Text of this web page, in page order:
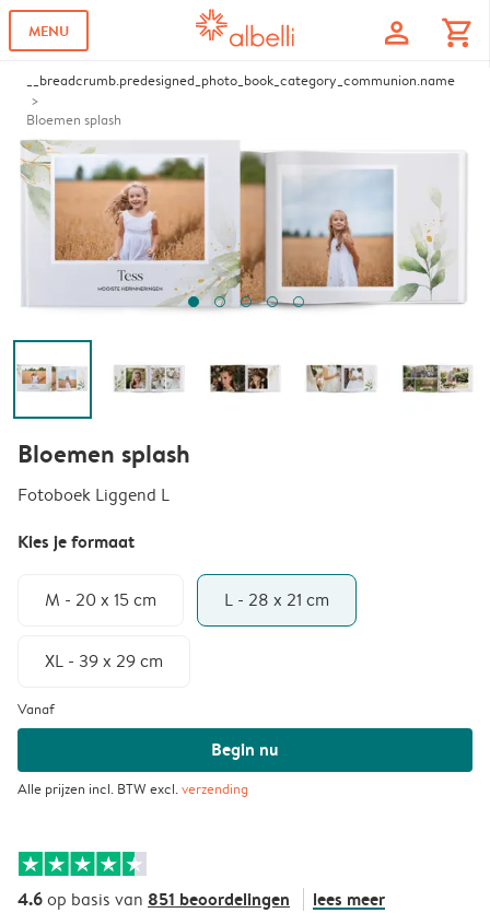
MENU profile shopping_cart
__breadcrumb.predesigned_photo_book_category_communion.name
Bloemen splash
Bloemen splash
Fotoboek Liggend L
Kies je formaat
M - 20 x 15 cm L - 28 x 21 cm
XL - 39 x 29 cm
Vanaf
Begin nu
Alle prijzen incl. BTW excl.verzending
4.6op basis van 851 beoordelingen lees meer